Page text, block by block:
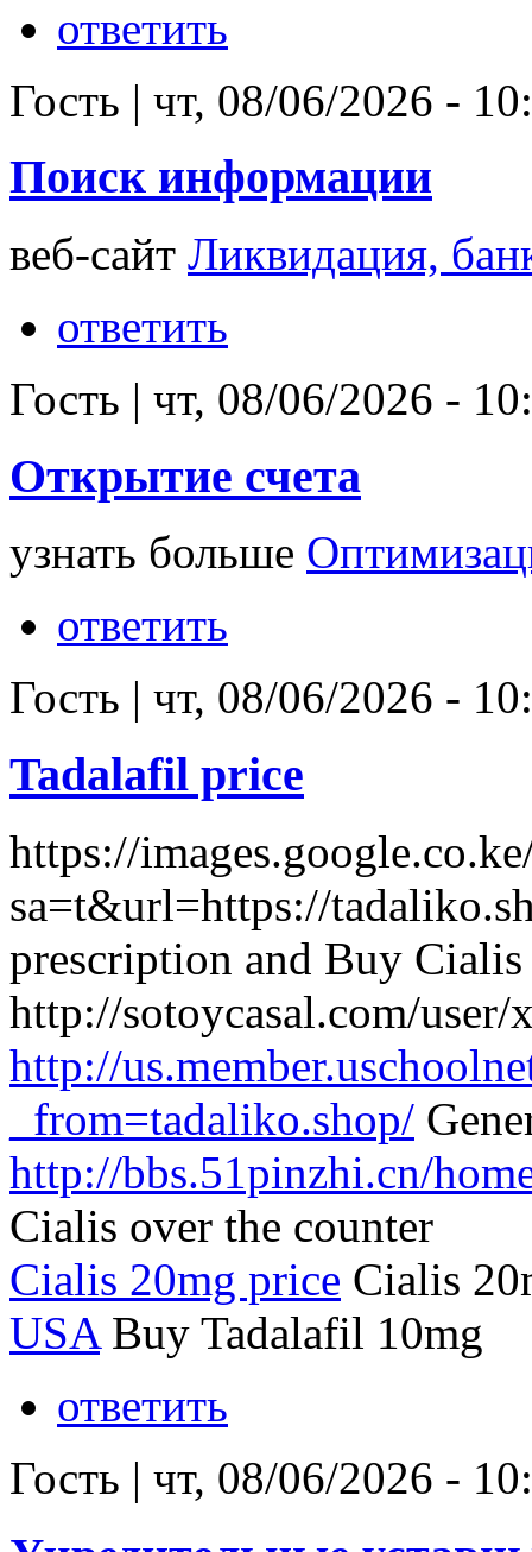
ответить
Гость | чт, 08/06/2026 -
Поиск информации
веб-сайт Ликвидация,
ответить
Гость | чт, 08/06/2026 -
Открытие счета
узнать больше
ответить
Гость | чт, 08/06/2026 -
Tadalafil price
https://
sa=t&url=https://
prescription and Buy
http://sotoycasal.com/
http://
_from=tadaliko.shop/
http://bbs.51pinzhi.cn/
Cialis over the counter
Cialis 20mg price Cialis
USABuy Tadalafil 10mg
ответить
Гость | чт, 08/06/2026 -